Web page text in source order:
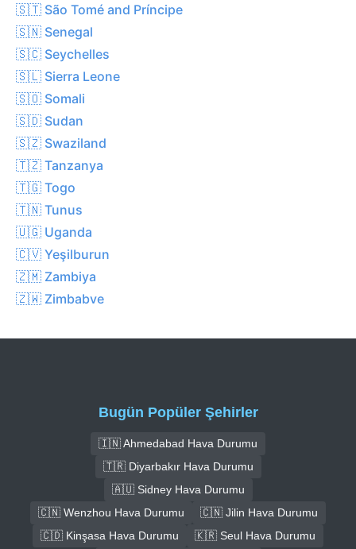
🇸🇹 São Tomé and Príncipe
🇸🇳 Senegal
🇸🇨 Seychelles
🇸🇱 Sierra Leone
🇸🇴 Somali
🇸🇩 Sudan
🇸🇿 Swaziland
🇹🇿 Tanzanya
🇹🇬 Togo
🇹🇳 Tunus
🇺🇬 Uganda
🇨🇻 Yeşilburun
🇿🇲 Zambiya
🇿🇼 Zimbabve
Bugün Popüler Şehirler
🇮🇳 Ahmedabad Hava Durumu
🇹🇷 Diyarbakır Hava Durumu
🇦🇺 Sidney Hava Durumu
🇨🇳 Wenzhou Hava Durumu
🇨🇳 Jilin Hava Durumu
🇨🇩 Kinşasa Hava Durumu
🇰🇷 Seul Hava Durumu